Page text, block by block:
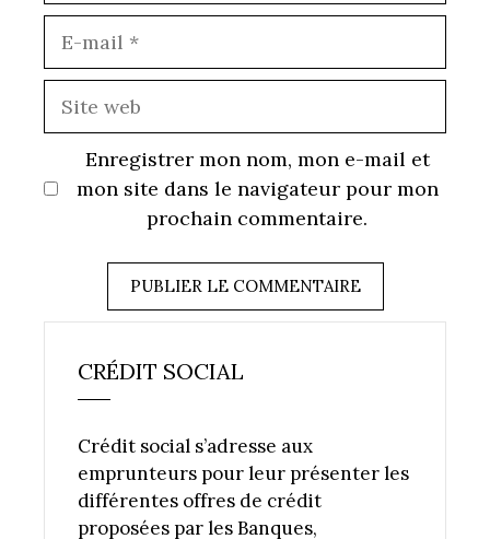
Enregistrer mon nom, mon e-mail et
mon site dans le navigateur pour mon
prochain commentaire.
CRÉDIT SOCIAL
Crédit social s’adresse aux
emprunteurs pour leur présenter les
différentes offres de crédit
proposées par les Banques,